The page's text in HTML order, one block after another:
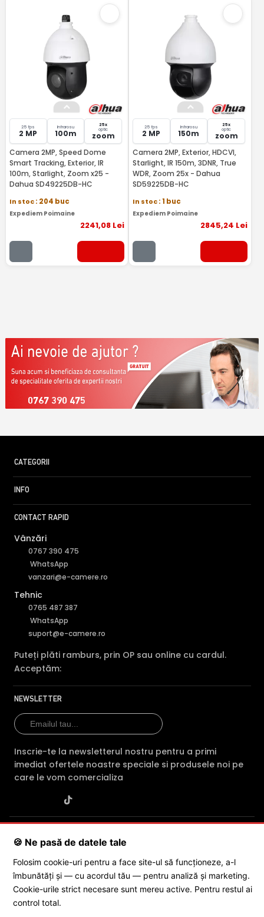
25 fps
2 MP
Infrarosu
100m
25x
optic
zoom
Camera 2MP, Speed Dome
Smart Tracking, Exterior, IR
100m, Starlight, Zoom x25 -
Dahua SD49225DB-HC
In stoc: 204 buc
Expediem Poimaine
2241,08Lei
25 fps
2 MP
Infrarosu
150m
25x
optic
zoom
Camera 2MP, Exterior, HDCVI,
Starlight, IR 150m, 3DNR, True
WDR, Zoom 25x - Dahua
SD59225DB-HC
In stoc: 1 buc
Expediem Poimaine
2845,24 Lei
0767 390 475
CATEGORII
INFO
CONTACT RAPID
Vânzări
0767 390 475
WhatsApp
vanzari@e-camere.ro
Tehnic
0765 487 387
WhatsApp
suport@e-camere.ro
Puteți plăti ramburs, prin OP sau online cu cardul.
Acceptăm:
NEWSLETTER
Inscrie-te la newsletterul nostru pentru a primi
imediat ofertele noastre speciale si produsele noi pe
care le vom comercializa
J2015001227161· Capital social: 200 RON · Sediu: Str. Petrache
© 2026 SC POLITES ONLINE SRL
🍪 Ne pasă de datele tale
Folosim cookie-uri pentru a face site-ul să funcționeze, a-l
îmbunătăți și — cu acordul tău — pentru analiză și marketing.
Cookie-urile strict necesare sunt mereu active. Pentru restul ai
control total.